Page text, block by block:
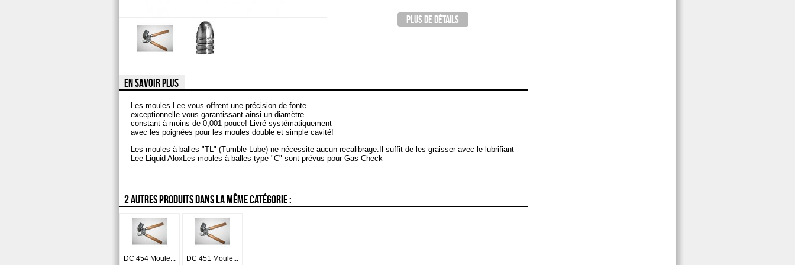
PLUS DE DÉTAILS
EN SAVOIR PLUS
Les moules Lee vous offrent une précision de fonte
exceptionnelle vous garantissant ainsi un diamètre
constant à moins de 0,001 pouce! Livré systématiquement
avec les poignées pour les moules double et simple cavité!
Les moules à balles "TL" (Tumble Lube) ne nécessite aucun recalibrage.Il suffit de les graisser avec le lubrifiant
Lee Liquid AloxLes moules à balles type "C" sont prévus pour Gas Check
2 AUTRES PRODUITS DANS LA MÊME CATÉGORIE :
DC 454 Moule... DC 451 Moule...